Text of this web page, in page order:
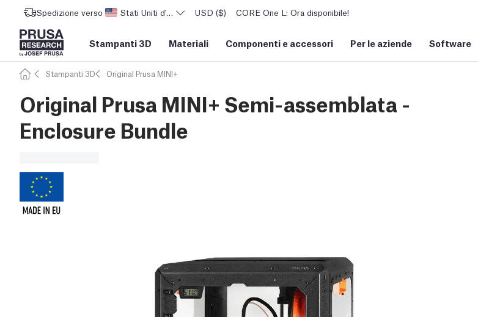
Spedizione verso Stati Uniti d'AmericaUSD ($) CORE One L: Ora disponibile!
Stampanti 3D Materiali Componenti e accessori Per le aziende Software
Stampanti 3D Original Prusa MINI+
Original Prusa MINI+ Semi-assemblata -
Enclosure Bundle